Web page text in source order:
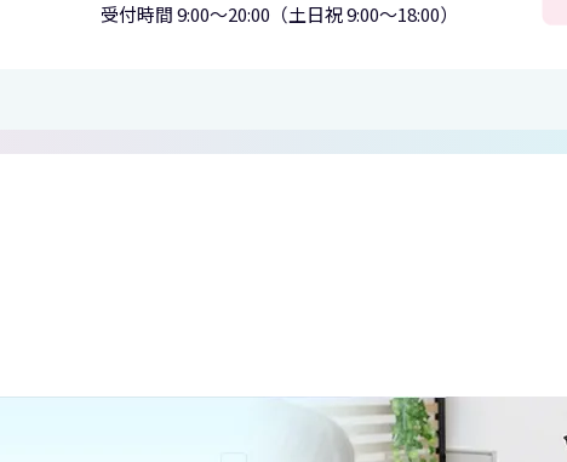
受付時間 9:00〜20:00 （土日祝 9:00〜18:00）